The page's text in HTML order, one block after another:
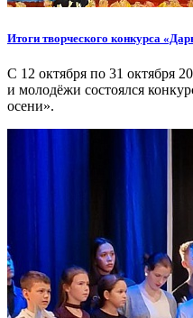
Итоги творческого конкурса
C 12 октября по 31 октября
и молодёжи состоялся
осени».